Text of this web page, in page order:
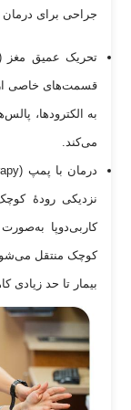
جراحی برای درمان
قسمت‌های خاصی از
به الکترودها،
می‌کند.
نزدیکی رودۀ
کاربی‌دوپا
کوچک منتقل
بیمار تا حد زیادی